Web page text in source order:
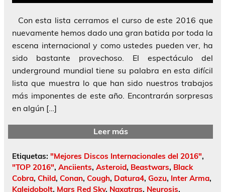
Con esta lista cerramos el curso de este 2016 que
nuevamente hemos dado una gran batida por toda la
escena internacional y como ustedes pueden ver, ha
sido bastante provechoso. El espectáculo del
underground mundial tiene su palabra en esta difícil
lista que muestra lo que han sido nuestros trabajos
más imponentes de este año. Encontrarán sorpresas
en algún […]
Leer más
Etiquetas: "Mejores Discos Internacionales del 2016",
"TOP 2016", Anciients, Asteroid, Beastwars, Black
Cobra, Child, Conan, Cough, Datura4, Gozu, Inter Arma,
Kaleidobolt, Mars Red Sky, Naxatras, Neurosis,